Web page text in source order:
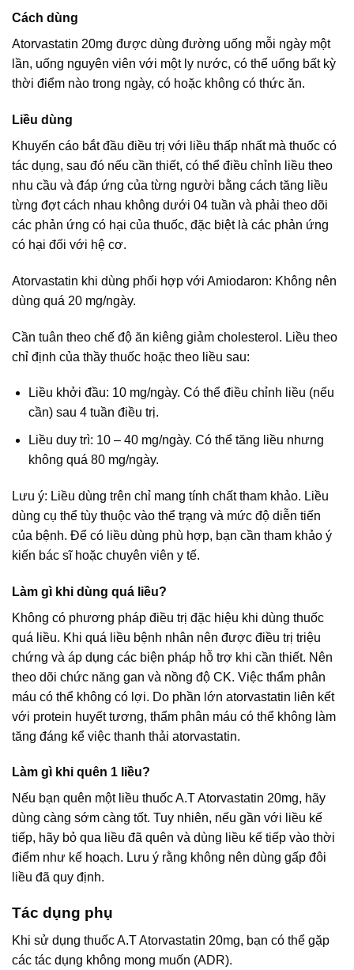
Cách dùng
Atorvastatin 20mg được dùng đường uống mỗi ngày một
lần, uống nguyên viên với một ly nước, có thể uống bất kỳ
thời điểm nào trong ngày, có hoặc không có thức ăn.
Liều dùng
Khuyến cáo bắt đầu điều trị với liều thấp nhất mà thuốc có
tác dụng, sau đó nếu cần thiết, có thể điều chỉnh liều theo
nhu cầu và đáp ứng của từng người bằng cách tăng liều
từng đợt cách nhau không dưới 04 tuần và phải theo dõi
các phản ứng có hại của thuốc, đặc biệt là các phản ứng
có hại đối với hệ cơ.
Atorvastatin khi dùng phối hợp với Amiodaron: Không nên
dùng quá 20 mg/ngày.
Cần tuân theo chế độ ăn kiêng giảm cholesterol. Liều theo
chỉ định của thầy thuốc hoặc theo liều sau:
Liều khởi đầu: 10 mg/ngày. Có thể điều chỉnh liều (nếu
cần) sau 4 tuần điều trị.
Liều duy trì: 10 – 40 mg/ngày. Có thể tăng liều nhưng
không quá 80 mg/ngày.
Lưu ý: Liều dùng trên chỉ mang tính chất tham khảo. Liều
dùng cụ thể tùy thuộc vào thể trạng và mức độ diễn tiến
của bệnh. Để có liều dùng phù hợp, bạn cần tham khảo ý
kiến bác sĩ hoặc chuyên viên y tế.
Làm gì khi dùng quá liều?
Không có phương pháp điều trị đặc hiệu khi dùng thuốc
quá liều. Khi quá liều bệnh nhân nên được điều trị triệu
chứng và áp dụng các biện pháp hỗ trợ khi cần thiết. Nên
theo dõi chức năng gan và nồng độ CK. Việc thẩm phân
máu có thể không có lợi. Do phần lớn atorvastatin liên kết
với protein huyết tương, thẩm phân máu có thể không làm
tăng đáng kể việc thanh thải atorvastatin.
Làm gì khi quên 1 liều?
Nếu bạn quên một liều thuốc A.T Atorvastatin 20mg, hãy
dùng càng sớm càng tốt. Tuy nhiên, nếu gần với liều kế
tiếp, hãy bỏ qua liều đã quên và dùng liều kế tiếp vào thời
điểm như kế hoạch. Lưu ý rằng không nên dùng gấp đôi
liều đã quy định.
Tác dụng phụ
Khi sử dụng thuốc A.T Atorvastatin 20mg, bạn có thể gặp
các tác dụng không mong muốn (ADR).